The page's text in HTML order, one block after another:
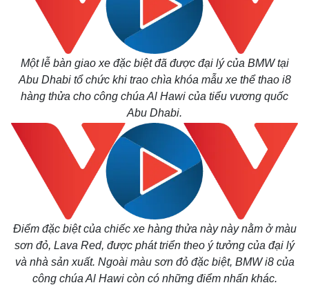
Một lễ bàn giao xe đặc biệt đã được đại lý của BMW tại
Abu Dhabi tổ chức khi trao chìa khóa mẫu xe thể thao i8
hàng thửa cho công chúa Al Hawi của tiểu vương quốc
Abu Dhabi.
Điểm đặc biệt của chiếc xe hàng thửa này này nằm ở màu
sơn đỏ, Lava Red, được phát triển theo ý tưởng của đại lý
và nhà sản xuất. Ngoài màu sơn đỏ đặc biệt, BMW i8 của
công chúa Al Hawi còn có những điểm nhấn khác.